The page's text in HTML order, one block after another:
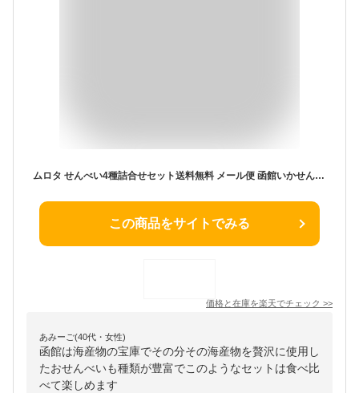
ムロタ せんべい4種詰合せセット送料無料 メール便 函館いかせんべい袋 北海うにせんべい袋 北海かにせんべい袋 海鮮ほたてせんべい袋 北海道 せんべい おつまみ お土産 手土産 おかし お菓子
この商品をサイトでみる
価格と在庫を楽天でチェック >>
あみーご(40代・女性)
函館は海産物の宝庫でその分その海産物を贅沢に使用し
たおせんべいも種類が豊富でこのようなセットは食べ比
べて楽しめます